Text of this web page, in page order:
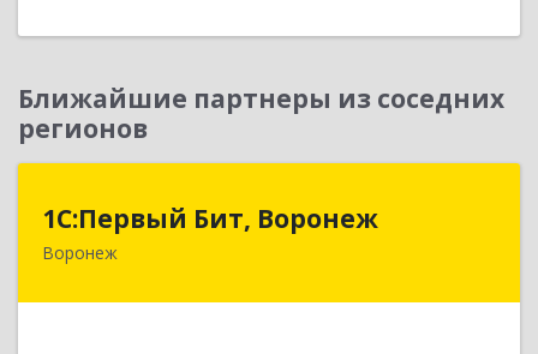
Ближайшие партнеры из соседних
регионов
1С:Первый Бит, Воронеж
Воронеж
1С:Первый Бит, Воронеж
394006, Воронежская обл, Воронеж г, 20-летия